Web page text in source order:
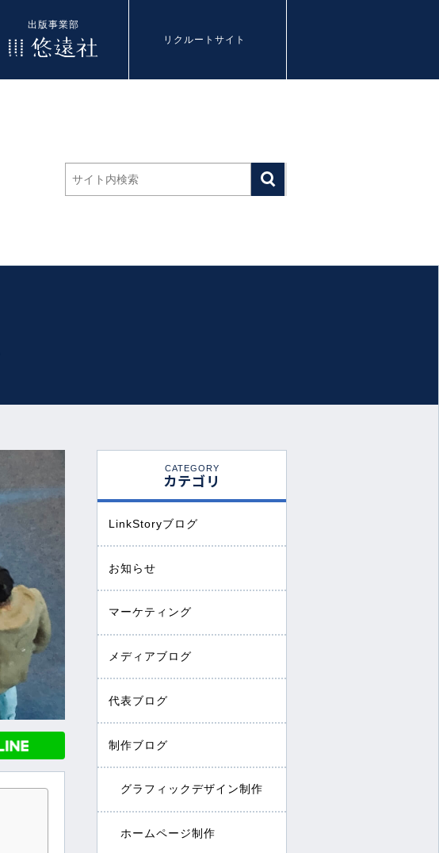
出版事業部
リクルートサイト
CATEGORY
カテゴリ
LinkStoryブログ
お知らせ
マーケティング
メディアブログ
代表ブログ
制作ブログ
グラフィックデザイン制作
ホームページ制作